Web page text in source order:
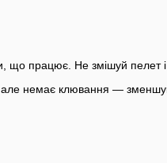
що працює. Не змішуй
але немає клювання —